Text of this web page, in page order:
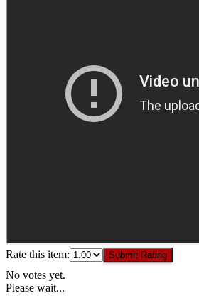
Rate this item: Submit Rating
No votes yet.
Please wait...